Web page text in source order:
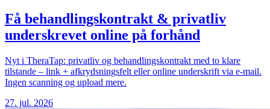
Få behandlingskontrakt & privatliv
underskrevet online på forhånd
Nyt i TheraTap: privatliv og behandlingskontrakt med to klare
tilstande – link + afkrydsningsfelt eller online underskrift via e-mail.
Ingen scanning og upload mere.
27. jul. 2026